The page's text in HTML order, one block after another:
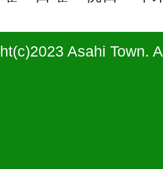
Asahi Town.